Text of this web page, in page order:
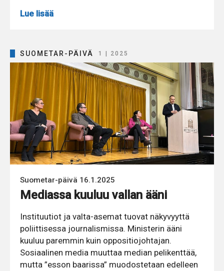
Lue lisää
SUOMETAR-PÄIVÄ 1 | 2025
Suometar-päivä 16.1.2025
Mediassa kuuluu vallan ääni
Instituutiot ja valta-asemat tuovat näkyvyyttä
poliittisessa journalismissa. Ministerin ääni
kuuluu paremmin kuin oppositiojohtajan.
Sosiaalinen media muuttaa median pelikenttää,
mutta ”esson baarissa” muodostetaan edelleen